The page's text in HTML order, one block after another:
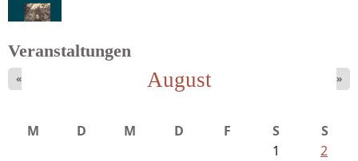
Ein Leben zwischen Drievorden und...
Veranstaltungen
August
« »
M D M D F S
S
1
2